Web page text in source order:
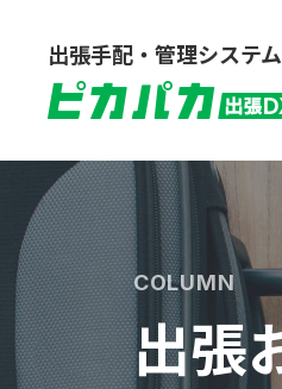
出張手配・管理システム
COLUMN
出張